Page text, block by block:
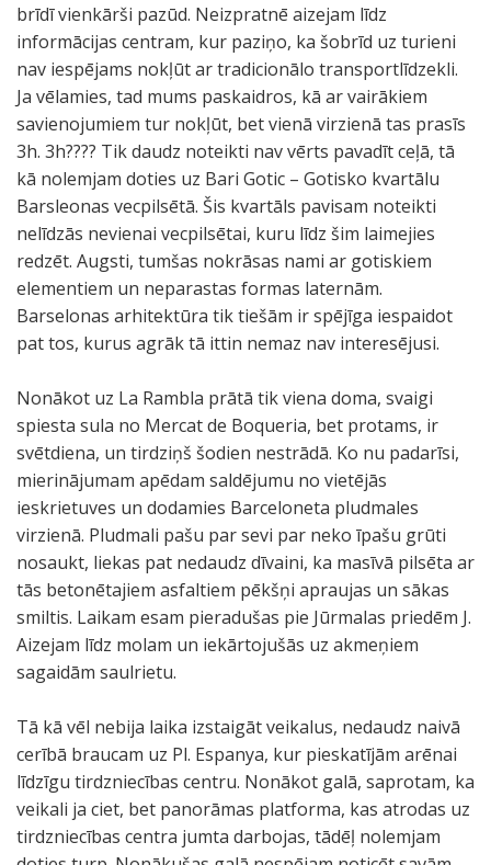
brīdī vienkārši pazūd. Neizpratnē aizejam līdz
informācijas centram, kur paziņo, ka šobrīd uz turieni
nav iespējams nokļūt ar tradicionālo transportlīdzekli.
Ja vēlamies, tad mums paskaidros, kā ar vairākiem
savienojumiem tur nokļūt, bet vienā virzienā tas prasīs
3h. 3h???? Tik daudz noteikti nav vērts pavadīt ceļā, tā
kā nolemjam doties uz Bari Gotic – Gotisko kvartālu
Barsleonas vecpilsētā. Šis kvartāls pavisam noteikti
nelīdzās nevienai vecpilsētai, kuru līdz šim laimejies
redzēt. Augsti, tumšas nokrāsas nami ar gotiskiem
elementiem un neparastas formas laternām.
Barselonas arhitektūra tik tiešām ir spējīga iespaidot
pat tos, kurus agrāk tā ittin nemaz nav interesējusi.
Nonākot uz La Rambla prātā tik viena doma, svaigi
spiesta sula no Mercat de Boqueria, bet protams, ir
svētdiena, un tirdziņš šodien nestrādā. Ko nu padarīsi,
mierinājumam apēdam saldējumu no vietējās
ieskrietuves un dodamies Barceloneta pludmales
virzienā. Pludmali pašu par sevi par neko īpašu grūti
nosaukt, liekas pat nedaudz dīvaini, ka masīvā pilsēta ar
tās betonētajiem asfaltiem pēkšņi apraujas un sākas
smiltis. Laikam esam pieradušas pie Jūrmalas priedēm J.
Aizejam līdz molam un iekārtojušās uz akmeņiem
sagaidām saulrietu.
Tā kā vēl nebija laika izstaigāt veikalus, nedaudz naivā
cerībā braucam uz Pl. Espanya, kur pieskatījām arēnai
līdzīgu tirdzniecības centru. Nonākot galā, saprotam, ka
veikali ja ciet, bet panorāmas platforma, kas atrodas uz
tirdzniecības centra jumta darbojas, tādēļ nolemjam